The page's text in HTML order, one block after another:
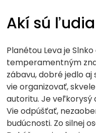
Akí sú
Planétou Leva je
temperamentným
zábavu, dobré jedlo
vie organizovať,
autoritu. Je veľkorysý
Vie odpúšťať,
budúcnosti. Zo silnej